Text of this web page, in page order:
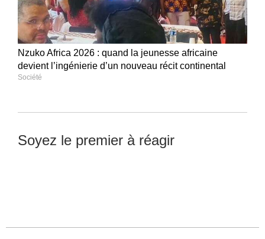
Nzuko Africa 2026 : quand la jeunesse africaine
devient l’ingénierie d’un nouveau récit continental
Société
Soyez le premier à réagir